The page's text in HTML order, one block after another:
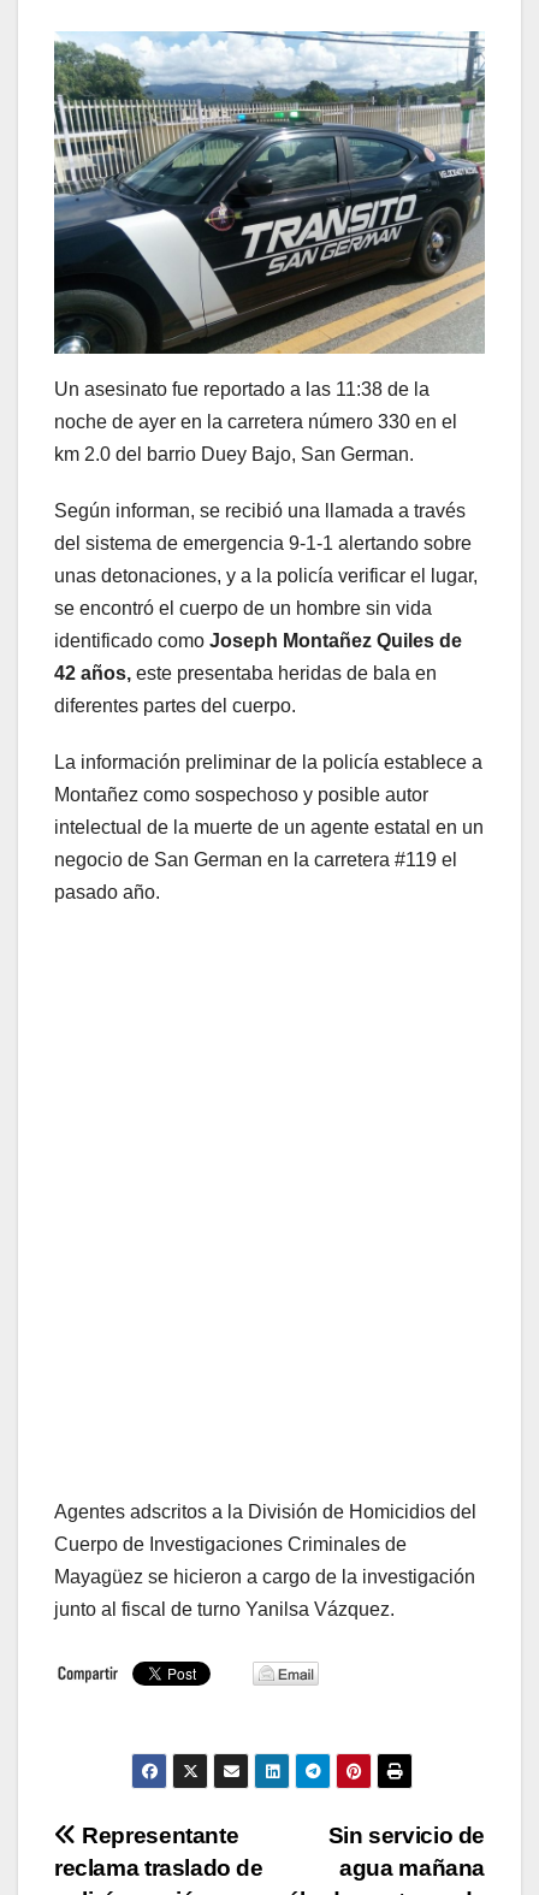
Un asesinato fue reportado a las 11:38 de la
noche de ayer en la carretera número 330 en el
km 2.0 del barrio Duey Bajo, San German.
Según informan, se recibió una llamada a través
del sistema de emergencia 9-1-1 alertando sobre
unas detonaciones, y a la policía verificar el lugar,
se encontró el cuerpo de un hombre sin vida
identificado como Joseph Montañez Quiles de
42 años, este presentaba heridas de bala en
diferentes partes del cuerpo.
La información preliminar de la policía establece a
Montañez como sospechoso y posible autor
intelectual de la muerte de un agente estatal en un
negocio de San German en la carretera #119 el
pasado año.
Agentes adscritos a la División de Homicidios del
Cuerpo de Investigaciones Criminales de
Mayagüez se hicieron a cargo de la investigación
junto al fiscal de turno Yanilsa Vázquez.
Navegación
Sin servicio de
agua mañana
Representante
reclama traslado de